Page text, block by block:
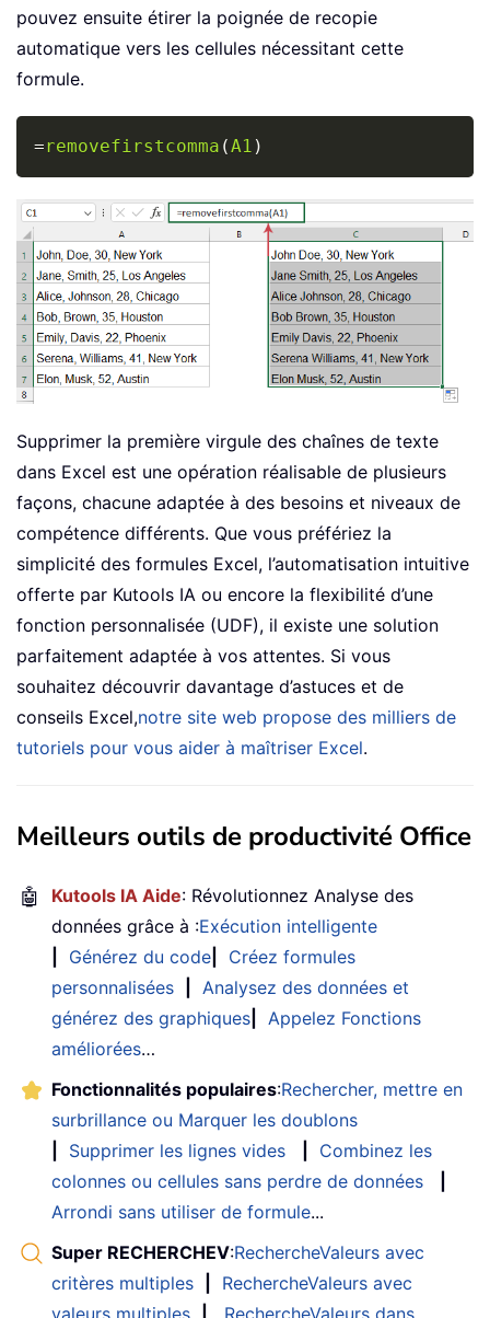
pouvez ensuite étirer la poignée de recopie
automatique vers les cellules nécessitant cette
formule.
=removefirstcomma (A1 )
Supprimer la première virgule des chaînes de texte
dans Excel est une opération réalisable de plusieurs
façons, chacune adaptée à des besoins et niveaux de
compétence différents. Que vous préfériez la
simplicité des formules Excel, l’automatisation intuitive
offerte par Kutools IA ou encore la flexibilité d’une
fonction personnalisée (UDF), il existe une solution
parfaitement adaptée à vos attentes. Si vous
souhaitez découvrir davantage d’astuces et de
conseils Excel,notre site web propose des milliers de
tutoriels pour vous aider à maîtriser Excel.
Meilleurs outils de productivité Office
🤖 Kutools IA Aide: Révolutionnez Analyse des
données grâce à :Exécution intelligente
Générez du code
Créez formules
personnalisées
Analysez des données et
générez des graphiques
Appelez Fonctions
améliorées…
Fonctionnalités populaires:Rechercher, mettre en
surbrillance ou Marquer les doublons
Supprimer les lignes vides
Combinez les
colonnes ou cellules sans perdre de données
Arrondi sans utiliser de formule...
Super RECHERCHEV:RechercheValeurs avec
critères multiples
RechercheValeurs avec
valeurs multiples
RechercheValeurs dans